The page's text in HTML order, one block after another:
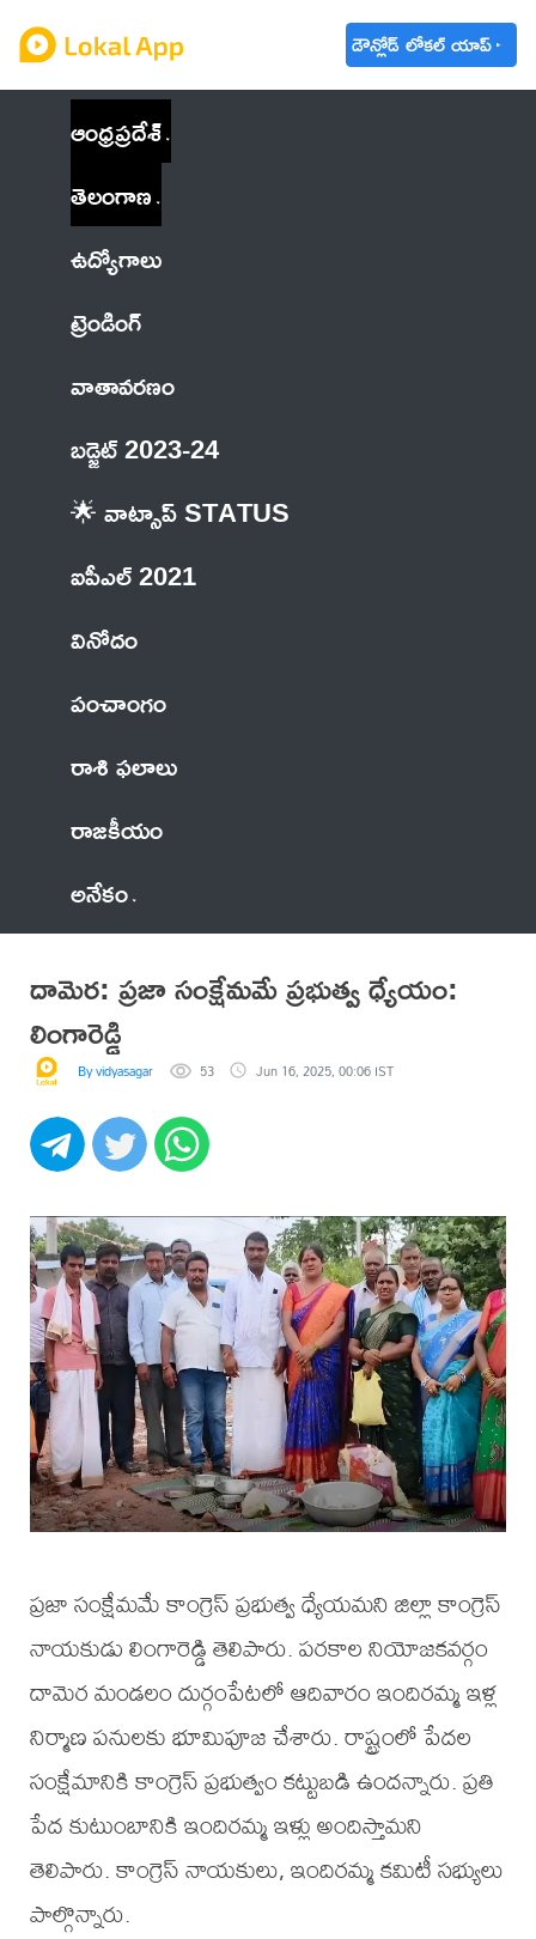
డౌన్లోడ్ లోకల్ యాప్
ఆంధ్రప్రదేశ్
తెలంగాణ
ఉద్యోగాలు
ట్రెండింగ్
వాతావరణం
బడ్జెట్ 2023-24
🌟 వాట్సాప్ STATUS
ఐపీఎల్ 2021
వినోదం
పంచాంగం
రాశి ఫలాలు
రాజకీయం
అనేకం
దామెర: ప్రజా సంక్షేమమే ప్రభుత్వ ధ్యేయం:
లింగారెడ్డి
By vidyasagar 53 Jun 16, 2025, 00:06 IST
ప్రజా సంక్షేమమే కాంగ్రెస్ ప్రభుత్వ ధ్యేయమని జిల్లా కాంగ్రెస్
నాయకుడు లింగారెడ్డి తెలిపారు. పరకాల నియోజకవర్గం
దామెర మండలం దుర్గంపేటలో ఆదివారం ఇందిరమ్మ ఇళ్ల
నిర్మాణ పనులకు భూమిపూజ చేశారు. రాష్ట్రంలో పేదల
సంక్షేమానికి కాంగ్రెస్ ప్రభుత్వం కట్టుబడి ఉందన్నారు. ప్రతి
పేద కుటుంబానికి ఇందిరమ్మ ఇళ్లు అందిస్తామని
తెలిపారు. కాంగ్రెస్ నాయకులు, ఇందిరమ్మ కమిటీ సభ్యులు
పాల్గొన్నారు.